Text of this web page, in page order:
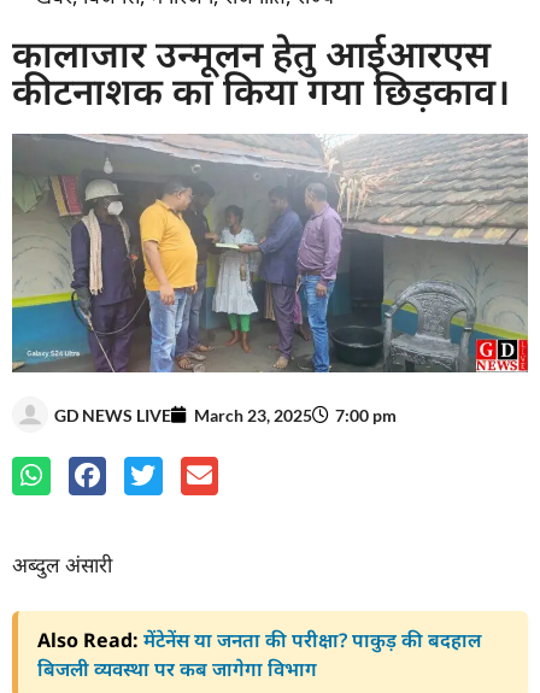
कालाजार उन्मूलन हेतु आईआरएस
कीटनाशक का किया गया छिड़काव।
GD NEWS LIVE March 23, 2025 7:00 pm
अब्दुल अंसारी
Also Read: मेंटेनेंस या जनता की परीक्षा? पाकुड़ की बदहाल
बिजली व्यवस्था पर कब जागेगा विभाग